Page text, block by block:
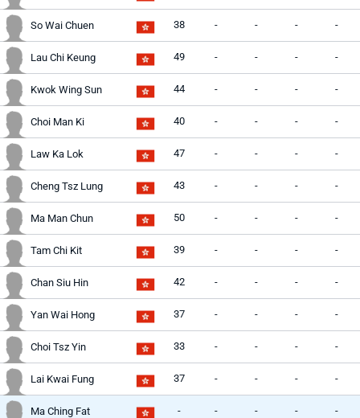
So Wai Chuen 38 - - - -
Lau Chi Keung 49 - - - -
Kwok Wing Sun 44 - - - -
Choi Man Ki 40 - - - -
Law Ka Lok 47 - - - -
Cheng Tsz Lung 43 - - - -
Ma Man Chun 50 - - - -
Tam Chi Kit 39 - - - -
Chan Siu Hin 42 - - - -
Yan Wai Hong 37 - - - -
Choi Tsz Yin 33 - - - -
Lai Kwai Fung 37 - - - -
Ma Ching Fat - - - - -